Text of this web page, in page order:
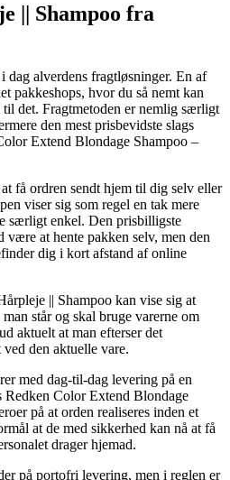
|| Shampoo fra
dag alverdens fragtløsninger. En af
pakkeshops, hvor du så nemt kan
det. Fragtmetoden er nemlig særligt
den mest prisbevidste slags
Extend Blondage Shampoo –
få ordren sendt hjem til dig selv eller
viser sig som regel en tak mere
særligt enkel. Den prisbilligste
at hente pakken selv, men den
dig i kort afstand af online
|| Shampoo kan vise sig at
står og skal bruge varerne om
aktuelt at man efterser det
den aktuelle vare.
med dag-til-dag levering på en
Redken Color Extend Blondage
på at orden realiseres inden et
at de med sikkerhed kan nå at få
drager hjemad.
på portofri levering, men i reglen er